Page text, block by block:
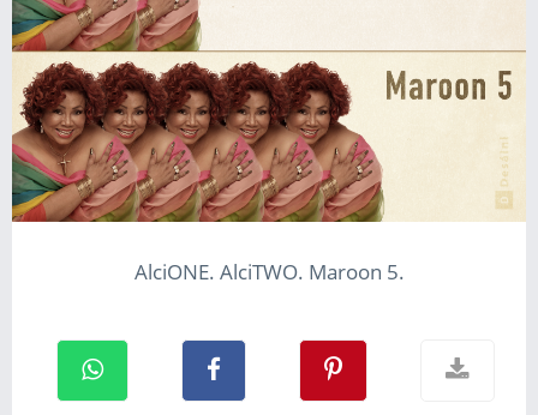
AlciONE. AlciTWO. Maroon 5.